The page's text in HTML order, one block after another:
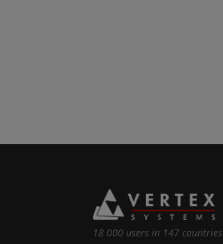
18 000 users in 147 countries